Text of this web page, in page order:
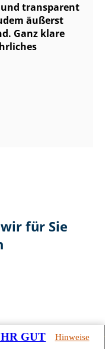
transparent
äußerst
Ganz klare
für Sie
GUT Hinweise